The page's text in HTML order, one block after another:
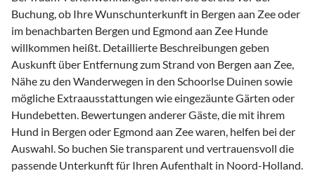
Buchung, ob Ihre Wunschunterkunft in Bergen aan Zee oder
im benachbarten Bergen und Egmond aan Zee Hunde
willkommen heißt. Detaillierte Beschreibungen geben
Auskunft über Entfernung zum Strand von Bergen aan Zee,
Nähe zu den Wanderwegen in den Schoorlse Duinen sowie
mögliche Extraausstattungen wie eingezäunte Gärten oder
Hundebetten. Bewertungen anderer Gäste, die mit ihrem
Hund in Bergen oder Egmond aan Zee waren, helfen bei der
Auswahl. So buchen Sie transparent und vertrauensvoll die
passende Unterkunft für Ihren Aufenthalt in Noord-Holland.